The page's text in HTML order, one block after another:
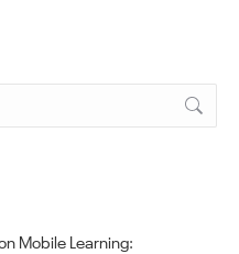
Mobile Learning: